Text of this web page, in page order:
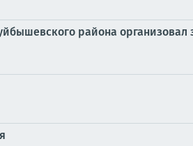
района